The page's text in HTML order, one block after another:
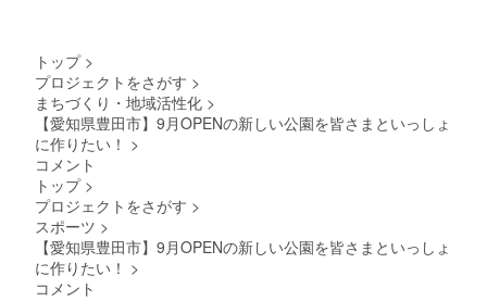
いな桜
並木に
田 太郎
※ネーム
④HP内
特設
にて芳
ムプ
豊田ス
ケアは
は出来
なく
はさせ
ていた
さい。
トップ >
プロジェクトをさがす >
まちづくり・地域活性化 >
【愛知県豊田市】9月OPENの新しい公園を皆さまといっしょ
に作りたい！ >
コメント
トップ >
プロジェクトをさがす >
スポーツ >
【愛知県豊田市】9月OPENの新しい公園を皆さまといっしょ
に作りたい！ >
コメント